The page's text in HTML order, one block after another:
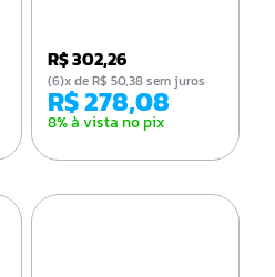
R$ 302,26
R$ 278,08
8% à vista no pix
(6)x de R$ 50,38 sem juros